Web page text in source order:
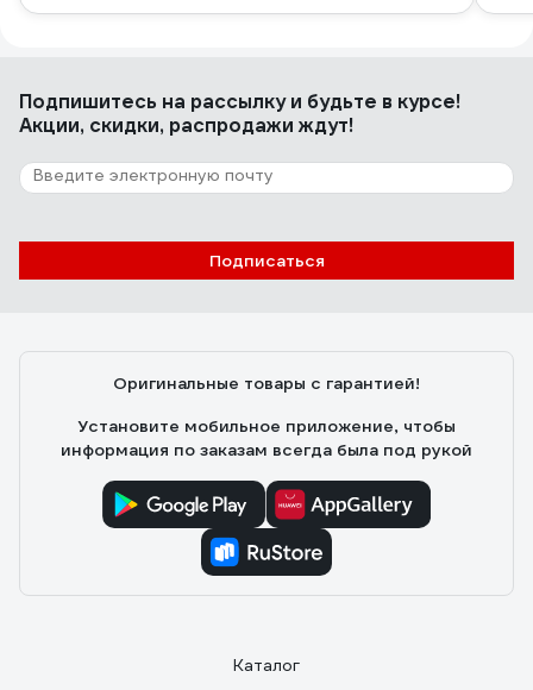
Подпишитесь на рассылкуи будьте в курсе!
Акции, скидки, распродажи ждут!
Подписаться
Оригинальные товары с гарантией!
Установите мобильное приложение, чтобы
информация по заказам всегда была под рукой
Каталог